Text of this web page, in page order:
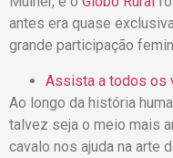
antes era quase
grande participação
Assista a todos os
Ao longo da história
talvez seja o meio mais
cavalo nos ajuda na arte